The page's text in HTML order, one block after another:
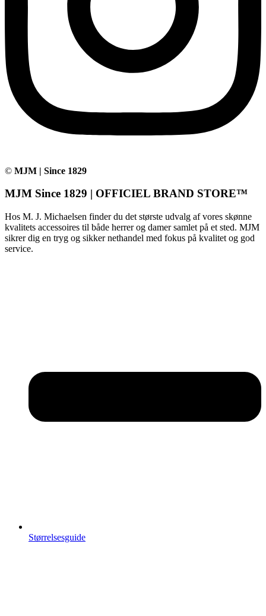
© MJM | Since 1829
MJM Since 1829 | OFFICIEL BRAND STORE™
Hos M. J. Michaelsen finder du det største udvalg af vores skønne
kvalitets accessoires til både herrer og damer samlet på et sted. MJM
sikrer dig en tryg og sikker nethandel med fokus på kvalitet og god
service.
Størrelsesguide